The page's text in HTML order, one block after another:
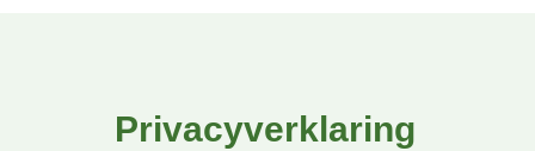
Privacyverklaring